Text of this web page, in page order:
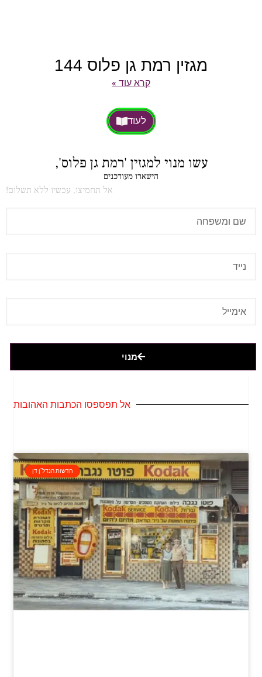
מגזין רמת גן פלוס 144
קרא עוד »
לעוד
עשו מנוי למגזין 'רמת גן פלוס',
הישארו מעודכנים
אל תחמיצו, עכשיו ללא תשלום!
מנוי
אל תפספסו הכתבות האהובות
חדשות הנדל"ן דן